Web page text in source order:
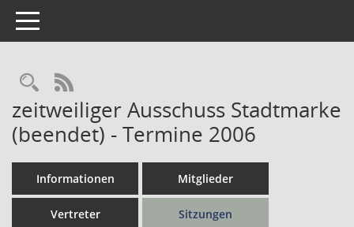
Toggle navigation
Rechercheauswahl
RSS-Feed
zeitweiliger Ausschuss Stadtmarke
(beendet) - Termine 2006
Informationen Mitglieder
Vertreter Sitzungen